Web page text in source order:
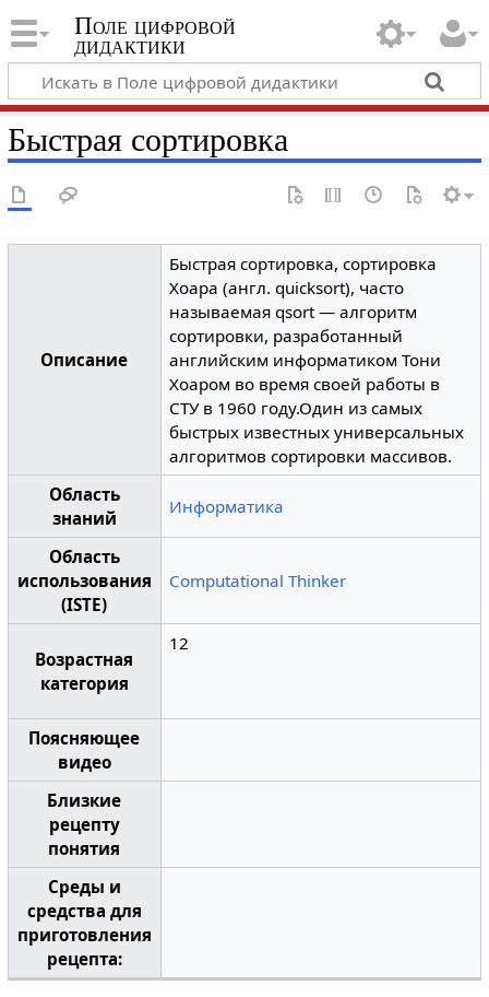
Поле цифровой
дидактики
Быстрая сортировка
Описание
Быстрая сортировка, сортировка
Хоара (англ. quicksort), часто
называемая qsort — алгоритм
сортировки, разработанный
английским информатиком Тони
Хоаром во время своей работы в
СТУ в 1960 году.Один из самых
быстрых известных универсальных
алгоритмов сортировки массивов.
Область
знаний
Информатика
Область
использования
(ISTE)
Computational Thinker
Возрастная
категория
12
Поясняющее
видео
Близкие
рецепту
понятия
Среды и
средства для
приготовления
рецепта: